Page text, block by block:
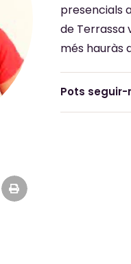
presencials
de Terrassa
més hauràs
Pots seguir-